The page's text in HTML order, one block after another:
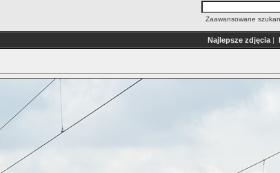
Zaawansowane
Najlepsze zdjęcia |